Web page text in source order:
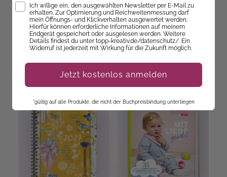
Entdecke unsere Neuheiten!
Opt-InIch willige ein, den ausgewählten Newsletter per E-Mail zu
erhalten. Zur Optimierung und Reichweitenmessung darf
mein Öffnungs- und Klickverhalten ausgewertet werden.
Hierfür können erforderliche Informationen auf meinem
Endgerät gespeichert oder ausgelesen werden. Weitere
Details findest du unter topp-kreativ.de/datenschutz/. Ein
Widerruf ist jederzeit mit Wirkung für die Zukunft möglich.
Jetzt kostenlos anmelden
*gültig auf alle Produkte, die nicht der Buchpreisbindung unterliegen